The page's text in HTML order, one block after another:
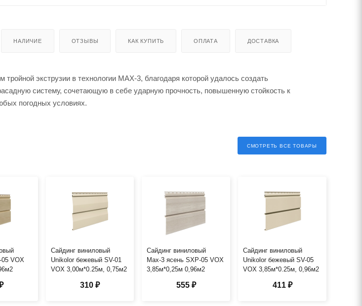
НАЛИЧИЕ ОТЗЫВЫ КАК КУПИТЬ ОПЛАТА ДОСТАВКА
экструзии в технологии MAX-3, благодаря которой удалось создать
систему, сочетающую в себе ударную прочность, повышенную стойкость к
погодных условиях.
СМОТРЕТЬ ВСЕ ТОВАРЫ
VOX
Сайдинг виниловый
Unikolor бежевый SV-01
VOX 3,00м*0.25м, 0,75м2
310 ₽
Сайдинг виниловый
Мах-3 ясень SXP-05 VOX
3,85м*0,25м 0,96м2
555 ₽
Сайдинг виниловый
Unikolor бежевый SV-05
VOX 3,85м*0.25м, 0,96м2
411 ₽